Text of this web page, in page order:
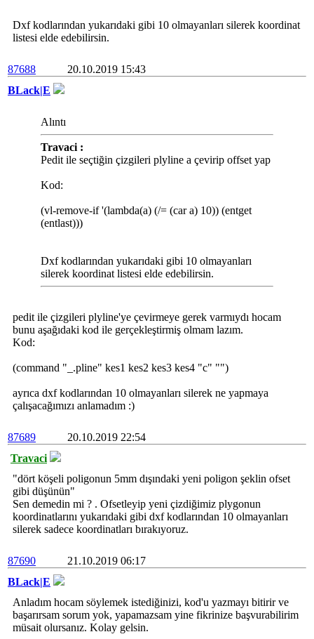
Dxf kodlarından yukarıdaki gibi 10 olmayanları silerek koordinat
listesi elde edebilirsin.
87688
20.10.2019 15:43
BLack|E
Alıntı
Travaci :
Pedit ile seçtiğin çizgileri plyline a çevirip offset yap
Kod:
(vl-remove-if '(lambda(a) (/= (car a) 10)) (entget
(entlast)))
Dxf kodlarından yukarıdaki gibi 10 olmayanları
silerek koordinat listesi elde edebilirsin.
pedit ile çizgileri plyline'ye çevirmeye gerek varmıydı hocam
bunu aşağıdaki kod ile gerçekleştirmiş olmam lazım.
Kod:
(command "_.pline" kes1 kes2 kes3 kes4 "c" "")
ayrıca dxf kodlarından 10 olmayanları silerek ne yapmaya
çalışacağımızı anlamadım :)
87689
20.10.2019 22:54
Travaci
"dört köşeli poligonun 5mm dışındaki yeni poligon şeklin ofset
gibi düşünün"
Sen demedin mi ? . Ofsetleyip yeni çizdiğimiz plygonun
koordinatlarını yukarıdaki gibi dxf kodlarından 10 olmayanları
silerek sadece koordinatları bırakıyoruz.
87690
21.10.2019 06:17
BLack|E
Anladım hocam söylemek istediğinizi, kod'u yazmayı bitirir ve
başarırsam sorum yok, yapamazsam yine fikrinize başvurabilirim
müsait olursanız. Kolay gelsin.